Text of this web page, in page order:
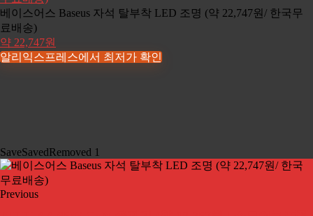
베이스어스 Baseus 자석 탈부착 LED 조명 (약 22,747원/ 한국무
료배송)
약 22,747원
알리익스프레스에서 최저가 확인
SaveSavedRemoved 1
Previous